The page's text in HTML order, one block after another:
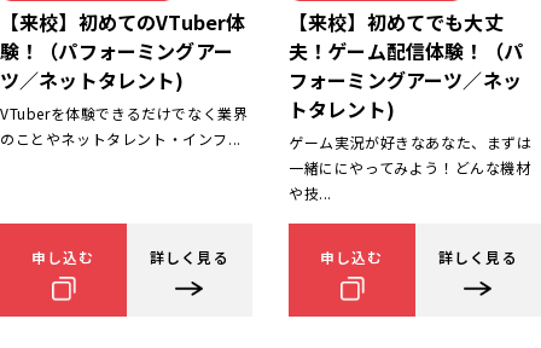
【来校】初めてのVTuber体
験！（パフォーミングアー
ツ／ネットタレント)
VTuberを体験できるだけでなく業界
のことやネットタレント・インフ...
申し込む 詳しく見る
【来校】初めてでも大丈
夫！ゲーム配信体験！（パ
フォーミングアーツ／ネッ
トタレント)
ゲーム実況が好きなあなた、まずは
一緒ににやってみよう！どんな機材
や技...
申し込む 詳しく見る